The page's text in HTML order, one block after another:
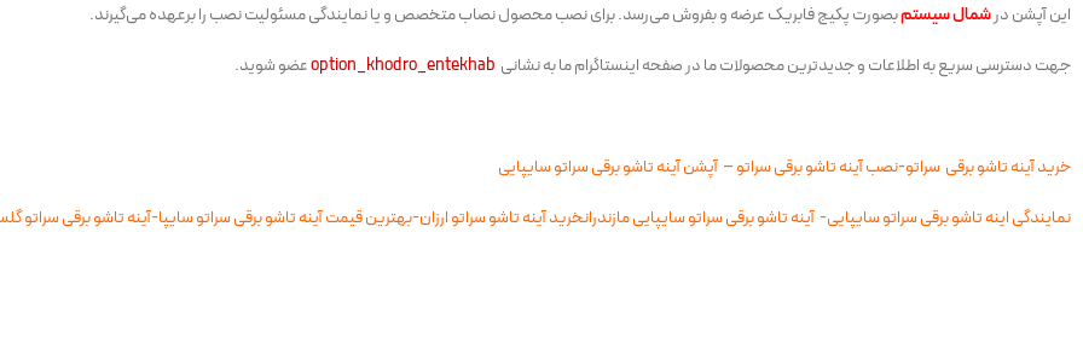
این آپشن درشمال سیستمبصورت پکیج فابریک عرضه و بفروش می‌رسد. برای نصب محصول نصاب متخصص و یا نمایندگی مسئولیت نصب را برعهده می‌گیرند.
جهت دسترسی سریع به اطلاعات و جدیدترین محصولات ما در صفحه اینستاگرام ما به نشانی option_khodro_entekhabعضو شوید.
خرید آینه تاشو برقی سراتو-نصب آینه تاشو برقی سراتو – آپشن آینه تاشو برقی سراتو سایپایی
نمایندگی اینه تاشو برقی سراتو سایپایی- آینه تاشو برقی سراتو سایپایی مازندرانخرید آینه تاشو سراتو ارزان-بهترین قیمت آینه تاشو برقی سراتو سایپا-آینه تاشو برقی سراتو